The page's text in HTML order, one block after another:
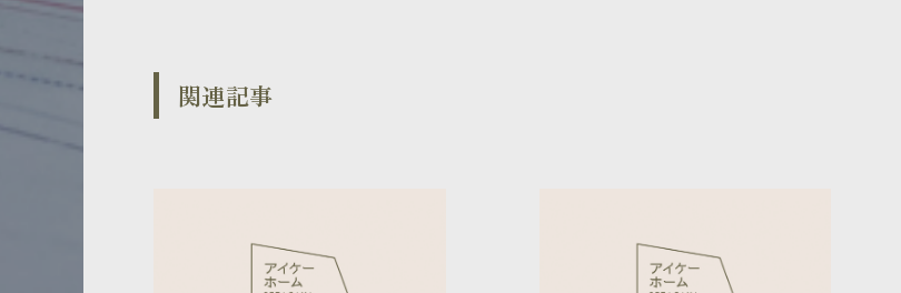
関連記事